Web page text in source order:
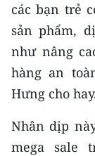
các bạn trẻ
sản phẩm,
như nâng
hàng an
Hưng cho
Nhân dịp
mega sale